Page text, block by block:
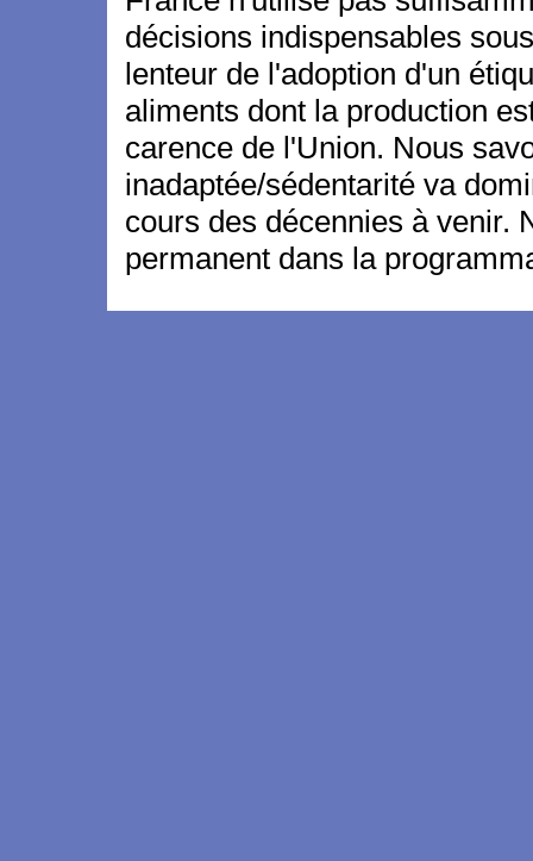
décisions indispensables
lenteur de l'adoption d'un
aliments dont la production
carence de l'Union. Nous
inadaptée/sédentarité va
cours des décennies à venir.
permanent dans la